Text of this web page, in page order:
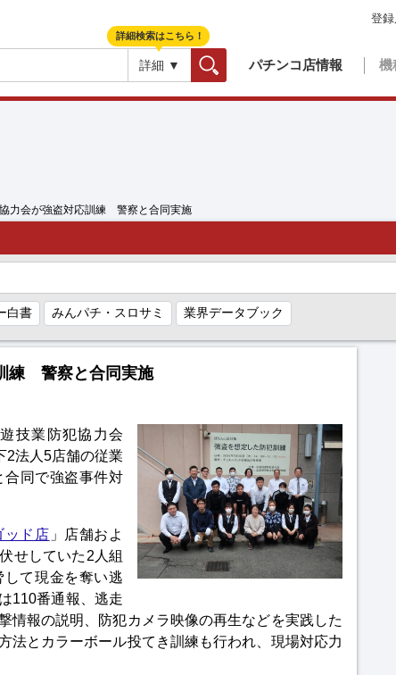
詳細 ▼ パチンコ店情報 機
登
詳細検索はこちら！
力会が強盗対応訓練 警察と合同実施
白書 みんパチ・スロサミ 業界データブック
練 警察と合同実施
技業防犯協力会
2法人5店舗の従業
合同で強盗事件対
ッド店 」店舗およ
せしていた2人組
て現金を奪い逃
110番通報、逃走
情報の説明、防犯カメラ映像の再生などを実践した
法とカラーボール投てき訓練も行われ、現場対応力